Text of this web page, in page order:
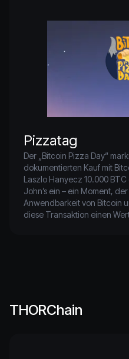
Pizzatag
Der „Bitcoin Pizza Day“
dokumentierten Kauf mit
Laszlo Hanyecz 10.000
John’s ein – ein Moment,
Anwendbarkeit von Bitcoin
diese Transaktion einen
THORChain